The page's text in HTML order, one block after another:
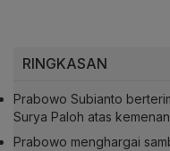
RINGKASAN
Prabowo Subianto
Surya Paloh atas
Prabowo menghargai